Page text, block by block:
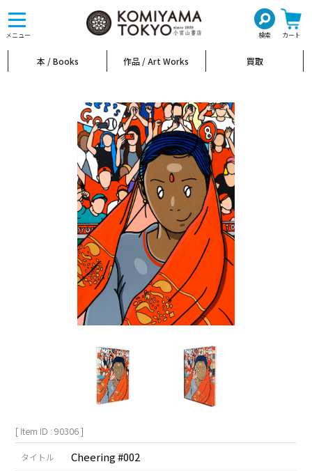
メニュー 検索 カート
toggle
navigation
本 / Books 作品 / Art Works 買取
[ Item ID : 90306 ]
タイトル Cheering #002